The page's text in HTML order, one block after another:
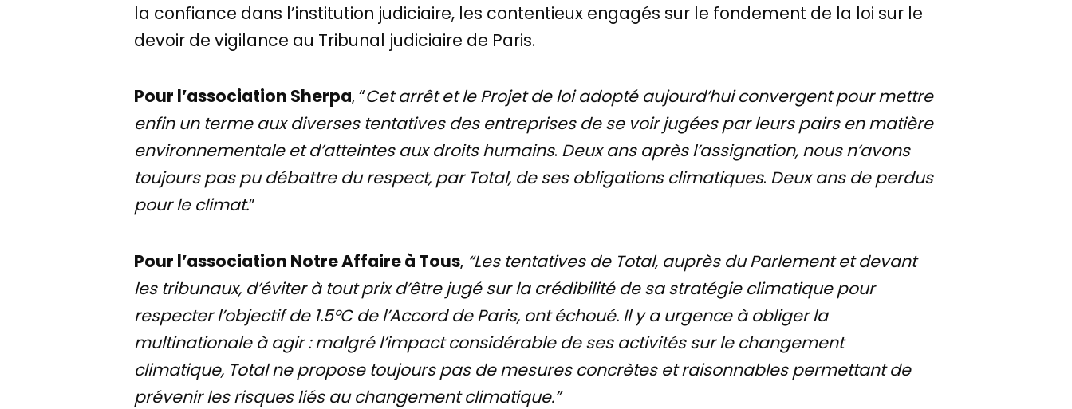
la confiance dans l’institution judiciaire, les contentieux engagés sur le fondement de la loi sur le
devoir de vigilance au Tribunal judiciaire de Paris.
Pour l’association Sherpa, “Cet arrêt et le Projet de loi adopté aujourd’hui convergent pour mettre
enfin un terme aux diverses tentatives des entreprises de se voir jugées par leurs pairs en matière
environnementale et d’atteintes aux droits humains. Deux ans après l’assignation, nous n’avons
toujours pas pu débattre du respect, par Total, de ses obligations climatiques. Deux ans de perdus
pour le climat.”
Pour l’association Notre Affaire à Tous, “Les tentatives de Total, auprès du Parlement et devant
les tribunaux, d’éviter à tout prix d’être jugé sur la crédibilité de sa stratégie climatique pour
respecter l’objectif de 1.5°C de l’Accord de Paris, ont échoué. Il y a urgence à obliger la
multinationale à agir : malgré l’impact considérable de ses activités sur le changement
climatique, Total ne propose toujours pas de mesures concrètes et raisonnables permettant de
prévenir les risques liés au changement climatique.”